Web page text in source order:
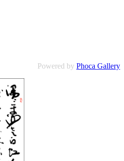
Powered by Phoca Gallery